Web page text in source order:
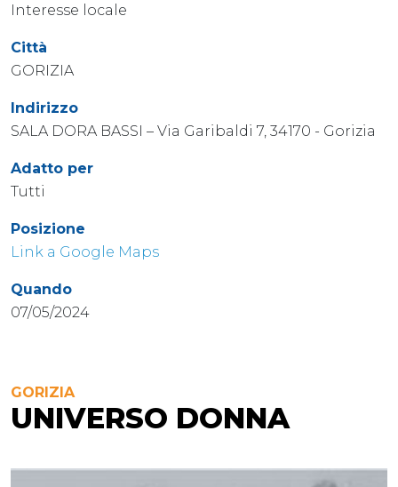
Interesse locale
Città
GORIZIA
Indirizzo
SALA DORA BASSI – Via Garibaldi 7, 34170 - Gorizia
Adatto per
Tutti
Posizione
Link a Google Maps
Quando
07/05/2024
GORIZIA
UNIVERSO DONNA